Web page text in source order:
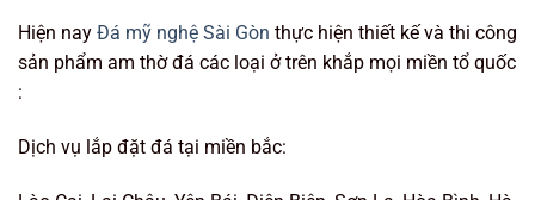
Hiện nay Đá mỹ nghệ Sài Gòn thực hiện thiết kế và thi công
sản phẩm am thờ đá các loại ở trên khắp mọi miền tổ quốc
:
Dịch vụ lắp đặt đá tại miền bắc: